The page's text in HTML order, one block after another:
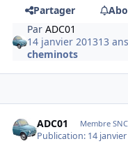
Partager
ParADC01
14 janvier 201313 ans
cheminots
ADC01 Membre
Publication: 14